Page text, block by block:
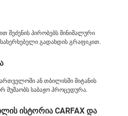
შეძენის პირობებს მინიმალური
გადახდის გრაფიკით.
ან თბილისში მიტანის
მუშაობს საბაჟო პროცედურა.
ისტორია CARFAX და